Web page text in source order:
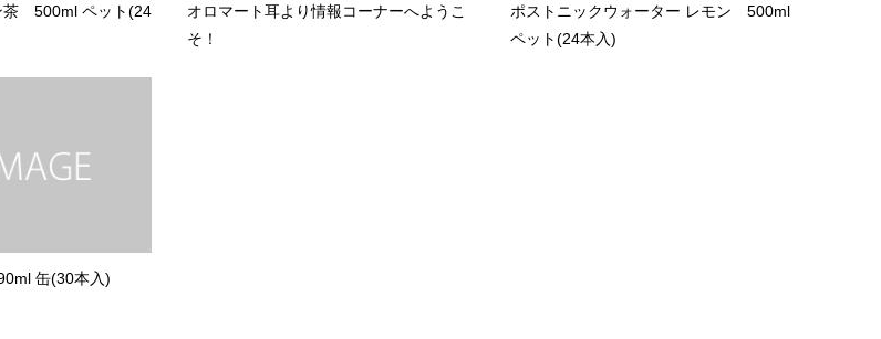
茶 500ml ペット(24
オロマート耳より情報コーナーへようこ
そ！
ポストニックウォーター レモン 500ml
ペット(24本入)
缶(30本入)